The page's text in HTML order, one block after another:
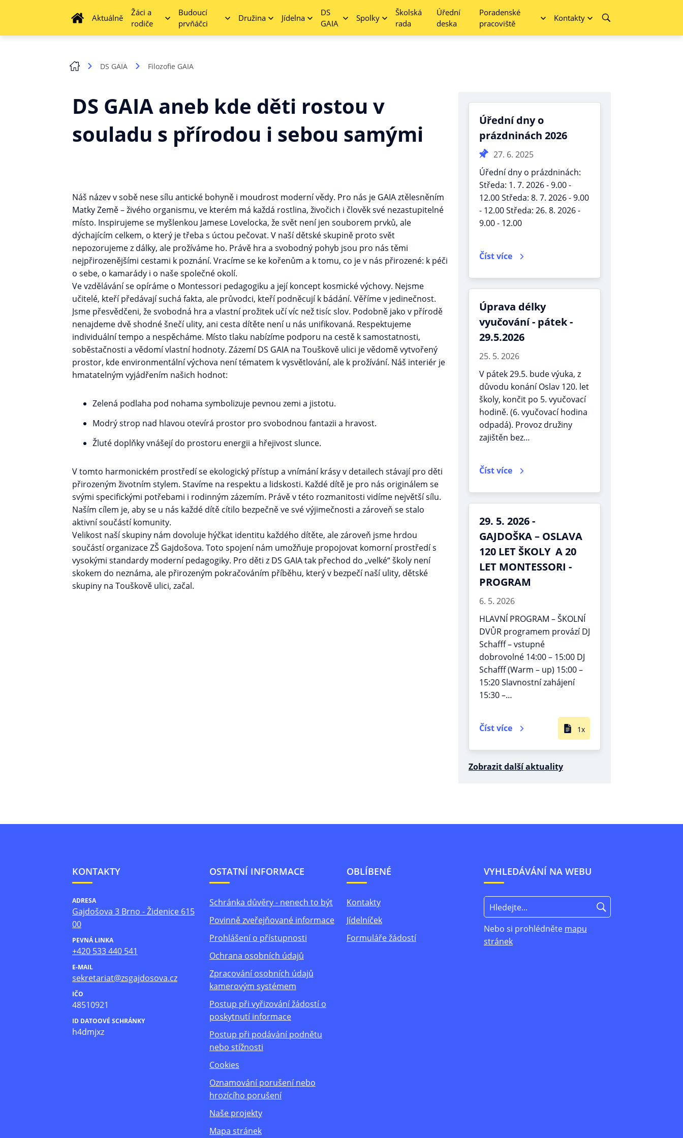
Aktuálně
Žáci a
rodiče
Budoucí
prvňáčci
Družina Jídelna
DS
GAIA
Spolky
Školská
rada
Úřední
deska
Poradenské
pracoviště
Kontakty
DS GAIA Filozofie GAIA
DS GAIA aneb kde děti rostou v
souladu s přírodou i sebou samými
Náš název v sobě nese sílu antické bohyně i moudrost moderní vědy. Pro nás je GAIA ztělesněním
Matky Země – živého organismu, ve kterém má každá rostlina, živočich i člověk své nezastupitelné
místo. Inspirujeme se myšlenkou Jamese Lovelocka, že svět není jen souborem prvků, ale
dýchajícím celkem, o který je třeba s úctou pečovat. V naší dětské skupině proto svět
nepozorujeme z dálky, ale prožíváme ho. Právě hra a svobodný pohyb jsou pro nás těmi
nejpřirozenějšími cestami k poznání. Vracíme se ke kořenům a k tomu, co je v nás přirozené: k péči
o sebe, o kamarády i o naše společné okolí.
Ve vzdělávání se opíráme o Montessori pedagogiku a její koncept kosmické výchovy. Nejsme
učitelé, kteří předávají suchá fakta, ale průvodci, kteří podněcují k bádání. Věříme v jedinečnost.
Jsme přesvědčeni, že svobodná hra a vlastní prožitek učí víc než tisíc slov. Podobně jako v přírodě
nenajdeme dvě shodné šnečí ulity, ani cesta dítěte není u nás unifikovaná. Respektujeme
individuální tempo a nespěcháme. Místo tlaku nabízíme podporu na cestě k samostatnosti,
soběstačnosti a vědomí vlastní hodnoty. Zázemí DS GAIA na Touškově ulici je vědomě vytvořený
prostor, kde environmentální výchova není tématem k vysvětlování, ale k prožívání. Náš interiér je
hmatatelným vyjádřením našich hodnot:
Zelená podlaha pod nohama symbolizuje pevnou zemi a jistotu.
Modrý strop nad hlavou otevírá prostor pro svobodnou fantazii a hravost.
Žluté doplňky vnášejí do prostoru energii a hřejivost slunce.
V tomto harmonickém prostředí se ekologický přístup a vnímání krásy v detailech stávají pro děti
přirozeným životním stylem. Stavíme na respektu a lidskosti. Každé dítě je pro nás originálem se
svými specifickými potřebami i rodinným zázemím. Právě v této rozmanitosti vidíme největší sílu.
Naším cílem je, aby se u nás každé dítě cítilo bezpečně ve své výjimečnosti a zároveň se stalo
aktivní součástí komunity.
Velikost naší skupiny nám dovoluje hýčkat identitu každého dítěte, ale zároveň jsme hrdou
součástí organizace ZŠ Gajdošova. Toto spojení nám umožňuje propojovat komorní prostředí s
vysokými standardy moderní pedagogiky. Pro děti z DS GAIA tak přechod do „velké“ školy není
skokem do neznáma, ale přirozeným pokračováním příběhu, který v bezpečí naší ulity, dětské
skupiny na Touškově ulici, začal.
Úřední dny o
prázdninách 2026
27. 6. 2025
Úřední dny o prázdninách:
Středa: 1. 7. 2026 - 9.00 -
12.00 Středa: 8. 7. 2026 - 9.00
- 12.00 Středa: 26. 8. 2026 -
9.00 - 12.00
Číst více
Úprava délky
vyučování - pátek -
29.5.2026
25. 5. 2026
V pátek 29.5. bude výuka, z
důvodu konání Oslav 120. let
školy, končit po 5. vyučovací
hodině. (6. vyučovací hodina
odpadá). Provoz družiny
zajištěn bez…
Číst více
29. 5. 2026 -
GAJDOŠKA – OSLAVA
120 LET ŠKOLY A 20
LET MONTESSORI -
PROGRAM
6. 5. 2026
HLAVNÍ PROGRAM – ŠKOLNÍ
DVŮR programem provází DJ
Schafff – vstupné
dobrovolné 14:00 – 15:00 DJ
Schafff (Warm – up) 15:00 –
15:20 Slavnostní zahájení
15:30 –…
Číst více 1x
Zobrazit další aktuality
KONTAKTY
ADRESA
Gajdošova 3 Brno - Židenice 615
00
PEVNÁ LINKA
+420 533 440 541
E-MAIL
sekretariat@zsgajdosova.cz
IČO
48510921
ID DATOOVÉ SCHRÁNKY
h4dmjxz
OSTATNÍ INFORMACE
Schránka důvěry - nenech to být
Povinně zveřejňované informace
Prohlášení o přístupnosti
Ochrana osobních údajů
Zpracování osobních údajů
kamerovým systémem
Postup při vyřizování žádostí o
poskytnutí informace
Postup při podávání podnětu
nebo stížnosti
Cookies
Oznamování porušení nebo
hrozícího porušení
Naše projekty
Mapa stránek
OBLÍBENÉ
Kontakty
Jídelníček
Formuláře žádostí
VYHLEDÁVÁNÍ NA WEBU
Nebo si prohlédněte mapu
stránek